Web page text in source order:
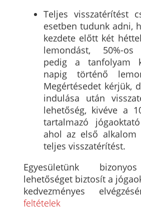
Teljes visszatérítést
esetben tudunk adni,
kezdete előtt két
lemondást, 50%-os
pedig a tanfolyam
napig történő
Megértésedet kérjük,
indulása után
lehetőség, kivéve a
tartalmazó
ahol az első alkalom
teljes visszatérítést.
Egyesületünk
lehetőséget biztosít a
kedvezményes
feltételek